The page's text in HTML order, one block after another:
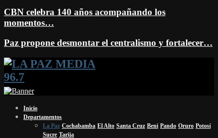
CBN celebra 140 años acompañando los
momentos…
Paz propone desmontar el centralismo y fortalecer…
Facebook
Twitter
Instagram
Youtube
Email
Twitch
Whatsapp
Inicio
Departamentos
La Paz Cochabamba El Alto Santa Cruz Beni Pando Oruro Potosí
Sucre Tarija